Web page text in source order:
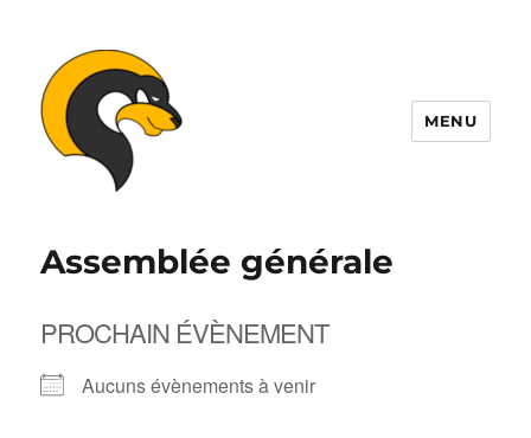
MENU
Assemblée générale
PROCHAIN ÉVÈNEMENT
Aucuns évènements à venir